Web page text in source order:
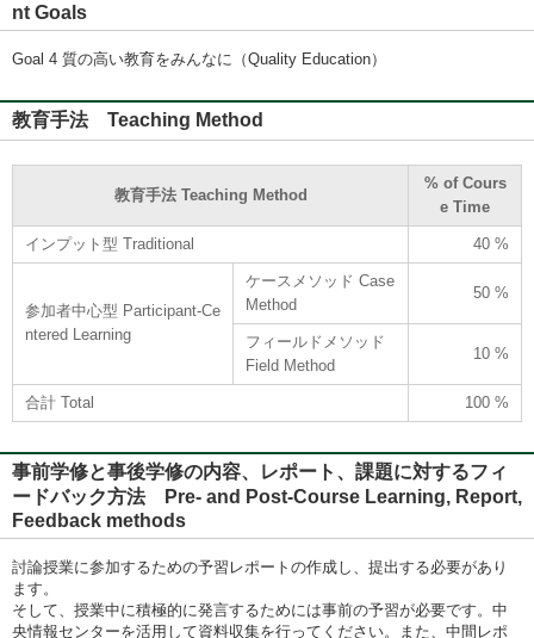
nt Goals
Goal 4 質の高い教育をみんなに（Quality Education）
教育手法 Teaching Method
教育手法 Teaching Method
% of Cours
e Time
インプット型 Traditional 40 %
参加者中心型 Participant-Ce
ntered Learning
ケースメソッド Case
Method
50 %
フィールドメソッド
Field Method
10 %
合計 Total 100 %
事前学修と事後学修の内容、レポート、課題に対するフィ
ードバック方法 Pre- and Post-Course Learning, Report,
Feedback methods
討論授業に参加するための予習レポートの作成し、提出する必要があり
ます。
そして、授業中に積極的に発言するためには事前の予習が必要です。中
央情報センターを活用して資料収集を行ってください。また、中間レポ